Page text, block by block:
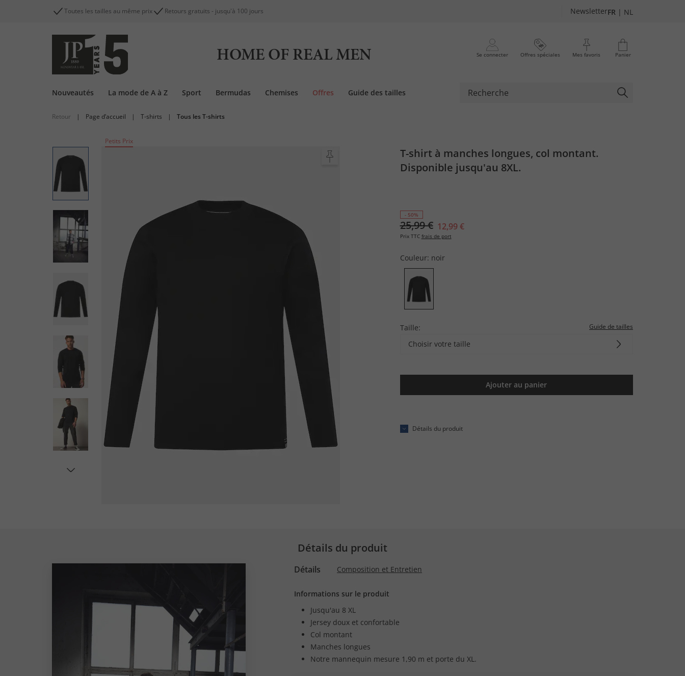
Toutes les tailles au même prix Retours gratuits - jusqu'à 100 jours NewsletterFR | NL
HOME OF REAL MEN Se connecter Offres spéciales Mes favoris Panier
Nouveautés La mode de A à Z Sport Bermudas Chemises Offres Guide des tailles
Retour | Page d’accueil | T-shirts | Tous les T-shirts
Petits Prix
T-shirt à manches longues, col montant.
Disponible jusqu'au 8XL.
- 50%
25,99 € 12,99 €
Prix TTC frais de port
Couleur: noir
Taille: Guide de tailles
Choisir votre taille
Ajouter au panier
Détails du produit
Détails du produit
Détails Composition et Entretien
Informations sur le produit
Jusqu'au 8 XL
Jersey doux et confortable
Col montant
Manches longues
Notre mannequin mesure 1,90 m et porte du XL.